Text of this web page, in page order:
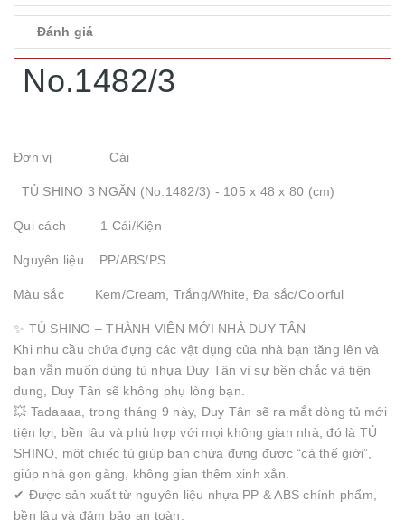
Đánh giá
No.1482/3
Đơn vị Cái
TỦ SHINO 3 NGĂN (No.1482/3) - 105 x 48 x 80 (cm)
Qui cách 1 Cái/Kiện
Nguyên liệu PP/ABS/PS
Màu sắc Kem/Cream, Trắng/White, Đa sắc/Colorful
✨ TỦ SHINO – THÀNH VIÊN MỚI NHÀ DUY TÂN
Khi nhu cầu chứa đựng các vật dụng của nhà bạn tăng lên và
bạn vẫn muốn dùng tủ nhựa Duy Tân vì sự bền chắc và tiện
dụng, Duy Tân sẽ không phụ lòng bạn.
💥 Tadaaaa, trong tháng 9 này, Duy Tân sẽ ra mắt dòng tủ mới
tiện lợi, bền lâu và phù hợp với mọi không gian nhà, đó là TỦ
SHINO, một chiếc tủ giúp bạn chứa đựng được “cả thế giới”,
giúp nhà gọn gàng, không gian thêm xinh xắn.
✔ Được sản xuất từ nguyên liệu nhựa PP & ABS chính phẩm,
bền lâu và đảm bảo an toàn.